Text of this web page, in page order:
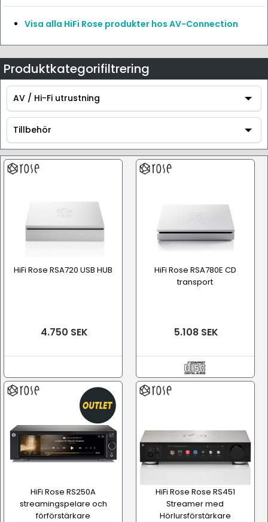
Visa alla HiFi Rose produkter hos AV-Connection
Produktkategorifiltrering
AV / Hi-Fi utrustning
AV / Hi-Fi utrustning
Tillbehör
Tillbehör
HiFi Rose RSA720 USB HUB
4.750 SEK
HiFi Rose RSA780E CD
transport
5.108 SEK
HiFi Rose RS250A
streamingspelare och
förförstärkare
HiFi Rose Rose RS451
Streamer med
Hörlursförstärkare